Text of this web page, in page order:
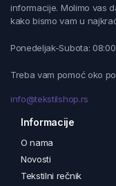
informacije. Molimo vas
kako bismo vam u
Ponedeljak-Subota:
Treba vam pomoć oko
info@tekstilshop.rs
Informacije
O nama
Novosti
Tekstilni rečnik